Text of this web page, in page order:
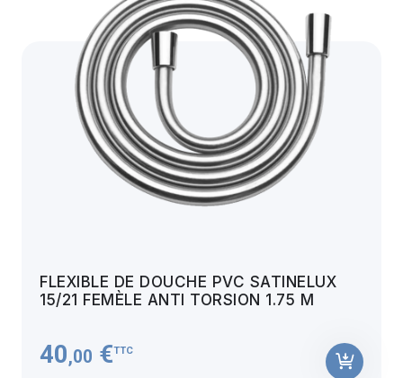
FLEXIBLE DE DOUCHE PVC SATINELUX
15/21 FEMÈLE ANTI TORSION 1.75 M
40,00 €TTC